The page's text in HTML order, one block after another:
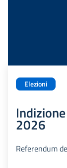
Elezioni
2026
Referendum